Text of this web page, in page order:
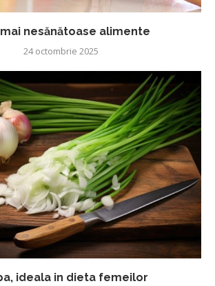
nesănătoase alimente
24 octombrie 2025
ideala in dieta femeilor